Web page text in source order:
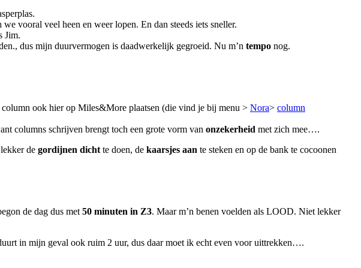
vooral veel heen en weer lopen. En dan steeds iets sneller.
Jim.
dus mijn duurvermogen is daadwerkelijk gegroeid. Nu m’n tempo nog.
ook hier op Miles&More plaatsen (die vind je bij menu > Nora> column
columns schrijven brengt toch een grote vorm van onzekerheid met zich mee….
de gordijnen dicht te doen, de kaarsjes aan te steken en op de bank te cocoonen
de dag dus met 50 minuten in Z3. Maar m’n benen voelden als LOOD. Niet lekker
in mijn geval ook ruim 2 uur, dus daar moet ik echt even voor uittrekken….